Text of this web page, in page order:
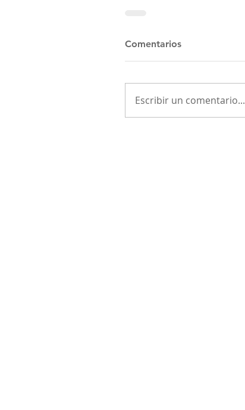
Comentarios
Escribir un comentario...